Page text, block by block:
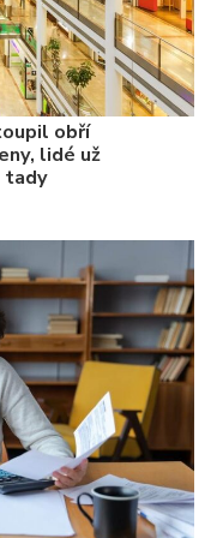
obří
lidé už
tady